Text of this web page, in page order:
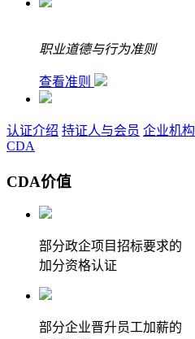
职业道德与行为准则
查看准则
认证介绍 持证人与会员 企业机构
CDA
CDA价值
部分政企项目招标要求的
加分资格认证
部分企业晋升员工加薪的